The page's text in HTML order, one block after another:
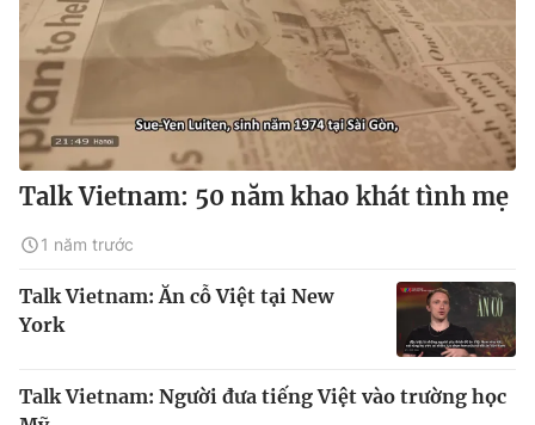
Talk Vietnam: 50 năm khao khát tình mẹ
1 năm trước
Talk Vietnam: Ăn cỗ Việt tại New
York
Talk Vietnam: Người đưa tiếng Việt vào trường học